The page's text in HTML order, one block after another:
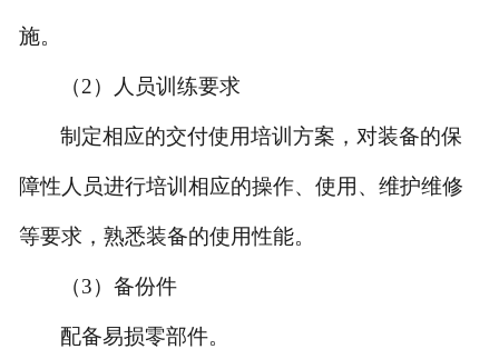
施。
（2）人员训练要求
制定相应的交付使用培训方案，对装备的保
障性人员进行培训相应的操作、使用、维护维修
等要求，熟悉装备的使用性能。
（3）备份件
配备易损零部件。